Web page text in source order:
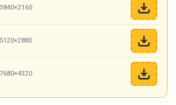
3840×2160
5120×2880
7680×4320